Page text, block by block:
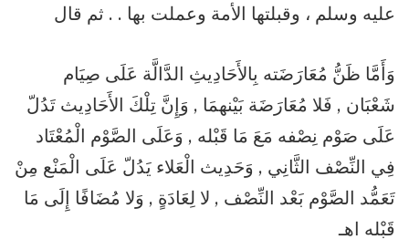
عليه وسلم ، وقبلتها الأمة وعملت بها . . ثم قال
وَأَمَّا ظَنُّ مُعَارَضَته بِالأَحَادِيثِ الدَّالَّة عَلَى صِيَام
شَعْبَان , فَلا مُعَارَضَة بَيْنهمَا , وَإِنَّ تِلْكَ الأَحَادِيث تَدُلّ
عَلَى صَوْم نِصْفه مَعَ مَا قَبْله , وَعَلَى الصَّوْم الْمُعْتَاد
فِي النِّصْف الثَّانِي , وَحَدِيث الْعَلاء يَدُلّ عَلَى الْمَنْع مِنْ
تَعَمُّد الصَّوْم بَعْد النِّصْف , لا لِعَادَةٍ , وَلا مُضَافًا إِلَى مَا
قَبْله اهـ